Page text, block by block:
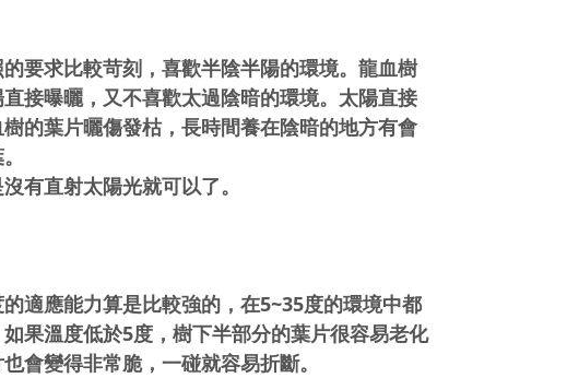
要求比較苛刻，喜歡半陰半陽的環境。龍血樹
接曝曬，又不喜歡太過陰暗的環境。太陽直接
的葉片曬傷發枯，長時間養在陰暗的地方有會
有直射太陽光就可以了。
適應能力算是比較強的，在5~35度的環境中都
果溫度低於5度，樹下半部分的葉片很容易老化
會變得非常脆，一碰就容易折斷。